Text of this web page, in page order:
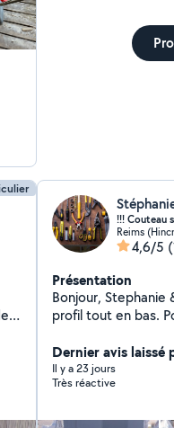
!!! Couteau
Reims
4,6/5
Présentation
Bonjour, Stephanie & Med Numéro directement sur le
profil tout en bas.
cuisine. - Rénovation de salle de bains. - Pose carrelage
et faïence. - Pose
depannage
Dalle béton. - Abri
Dernier avis laissé
Il y a 23 jours
Très réactive